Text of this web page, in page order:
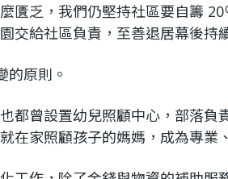
匱乏，我們仍堅持社區要自籌
交給社區負責，至善退居幕後持
的原則。
都曾設置幼兒照顧中心，部落負
在家照顧孩子的媽媽，成為專業